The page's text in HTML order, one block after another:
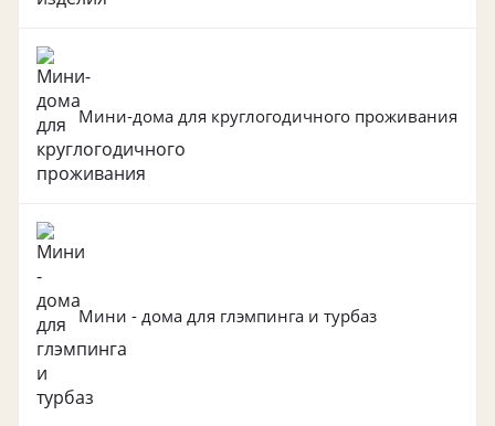
Мини-дома для круглогодичного проживания
Мини - дома для глэмпинга и турбаз